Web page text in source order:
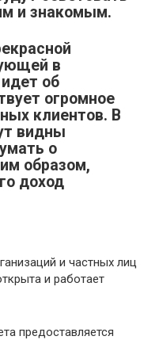
и знакомым.
в
об
огромное
клиентов. В
видны
о
образом,
доход
и частных лиц
и работает
предоставляется